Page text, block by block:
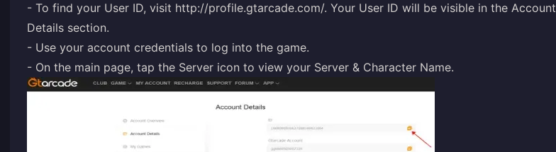
- To find your User ID, visit http://profile.gtarcade.com/. Your User ID will be visible in the Account
Details section.
- Use your account credentials to log into the game.
- On the main page, tap the Server icon to view your Server & Character Name.